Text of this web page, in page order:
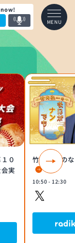
MENU
０
実
竹内弘一の
10:50 - 12:30